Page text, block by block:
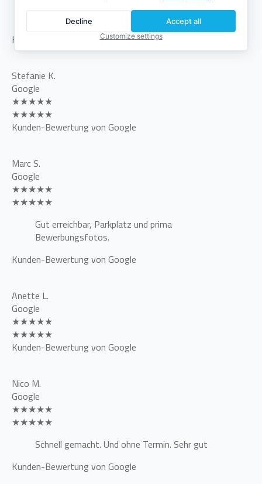
Insgesamt ist Fotowerft sehr empfehlenswert!
Kunden-Bewertung von Google
Stefanie K.
Google
★★★★★
★★★★★
Kunden-Bewertung von Google
Marc S.
Google
★★★★★
★★★★★
Gut erreichbar, Parkplatz und prima
Bewerbungsfotos.
Kunden-Bewertung von Google
Anette L.
Google
★★★★★
★★★★★
Kunden-Bewertung von Google
Nico M.
Google
★★★★★
★★★★★
Schnell gemacht. Und ohne Termin. Sehr gut
Kunden-Bewertung von Google
Accept all
Decline
Customize settings